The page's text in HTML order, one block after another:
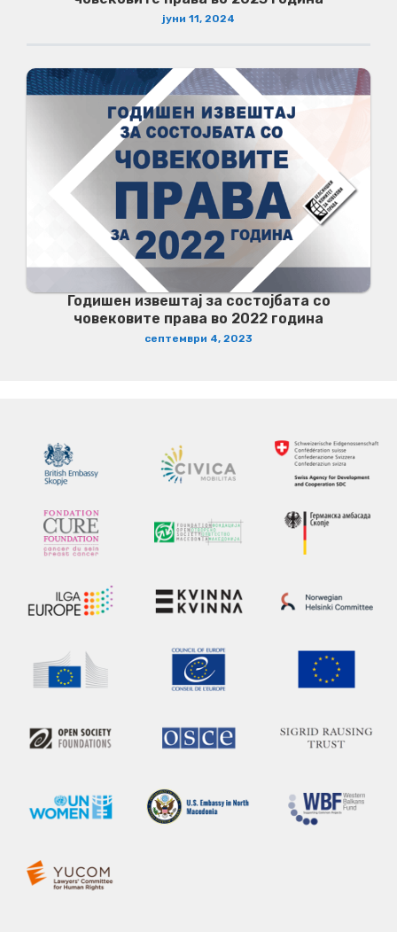
јуни 11, 2024
Годишен извештај за состојбата со
човековите права во 2022 година
септември 4, 2023